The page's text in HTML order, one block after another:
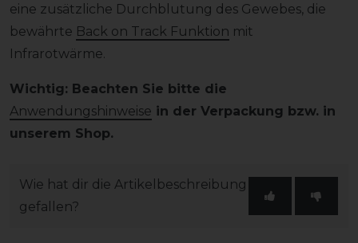
eine zusätzliche Durchblutung des Gewebes, die
bewährte Back on Track Funktion mit
Infrarotwärme.
Wichtig: Beachten Sie bitte die
Anwendungshinweise in der Verpackung bzw. in
unserem Shop.
Wie hat dir die Artikelbeschreibung
gefallen?